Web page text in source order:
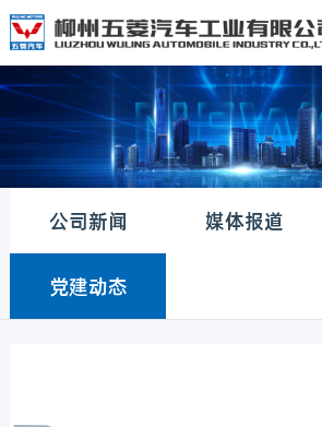
公司新闻 媒体报道
党建动态